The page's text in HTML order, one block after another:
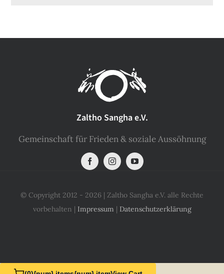
Zaltho Sangha e.V.
Gemeinschaft für Frieden & soziale Aussöhnung
© Copyright 2012 - 2026 | Zaltho Sangha e.V. alle Rechte
vorbehalten | Impressum | Datenschutzerklärung